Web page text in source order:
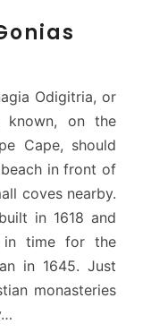
Odigitria, or
known, on the
Cape, should
in front of
coves nearby.
in 1618 and
in time for the
in 1645. Just
monasteries